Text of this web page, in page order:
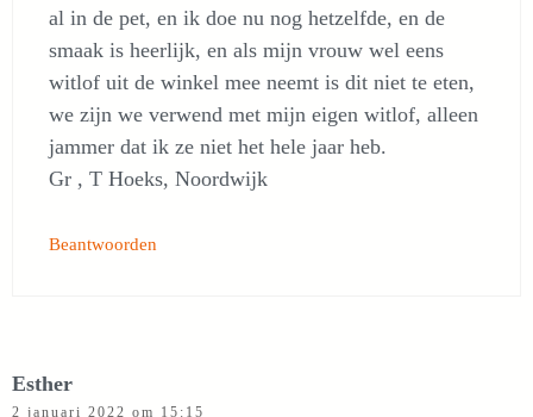
al in de pet, en ik doe nu nog hetzelfde, en de
smaak is heerlijk, en als mijn vrouw wel eens
witlof uit de winkel mee neemt is dit niet te eten,
we zijn we verwend met mijn eigen witlof, alleen
jammer dat ik ze niet het hele jaar heb.
Gr , T Hoeks, Noordwijk
Beantwoorden
Esther
2 januari 2022 om 15:15